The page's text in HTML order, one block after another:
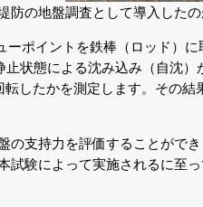
防の地盤調査として導入したの
ポイントを鉄棒（ロッド）に
状態による沈み込み（自沈
したかを測定します。その
の支持力を評価することがで
験によって実施されるに至っ